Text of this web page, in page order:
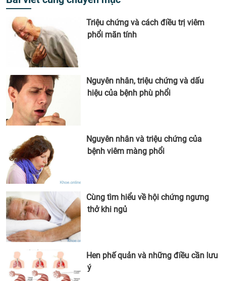
Triệu chứng và cách điều trị viêm
phổi mãn tính
Nguyên nhân, triệu chứng và dấu
hiệu của bệnh phù phổi
Nguyên nhân và triệu chứng của
bệnh viêm màng phổi
Cùng tìm hiểu về hội chứng ngưng
thở khi ngủ
Hen phế quản và những điều cần lưu
ý